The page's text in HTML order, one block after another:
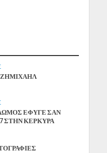
ΕΦΥΓΕ ΣΑΝ
ΣΤΗΝ ΚΕΡΚΥΡΑ